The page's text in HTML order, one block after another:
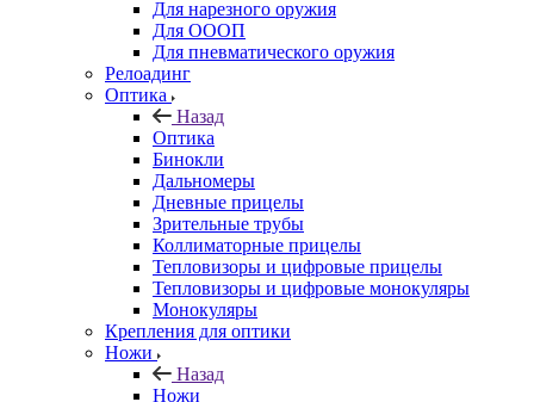
Для нарезного оружия
Для ОООП
Для пневматического оружия
Релоадинг
Оптика
Назад
Оптика
Бинокли
Дальномеры
Дневные прицелы
Зрительные трубы
Коллиматорные прицелы
Тепловизоры и цифровые прицелы
Тепловизоры и цифровые монокуляры
Монокуляры
Крепления для оптики
Ножи
Назад
Ножи